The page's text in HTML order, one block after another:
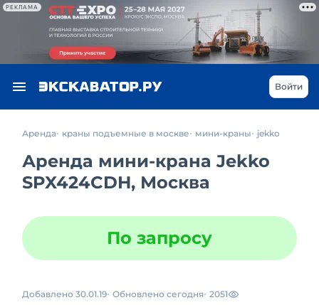
РЕКЛАМА
Войти
Аренда краны подъемные в москве мини-краны jekko
Аренда мини-крана Jekko
SPX424CDH, Москва
По запросу
Добавлено 30.01.19 Обновлено сегодня 2051